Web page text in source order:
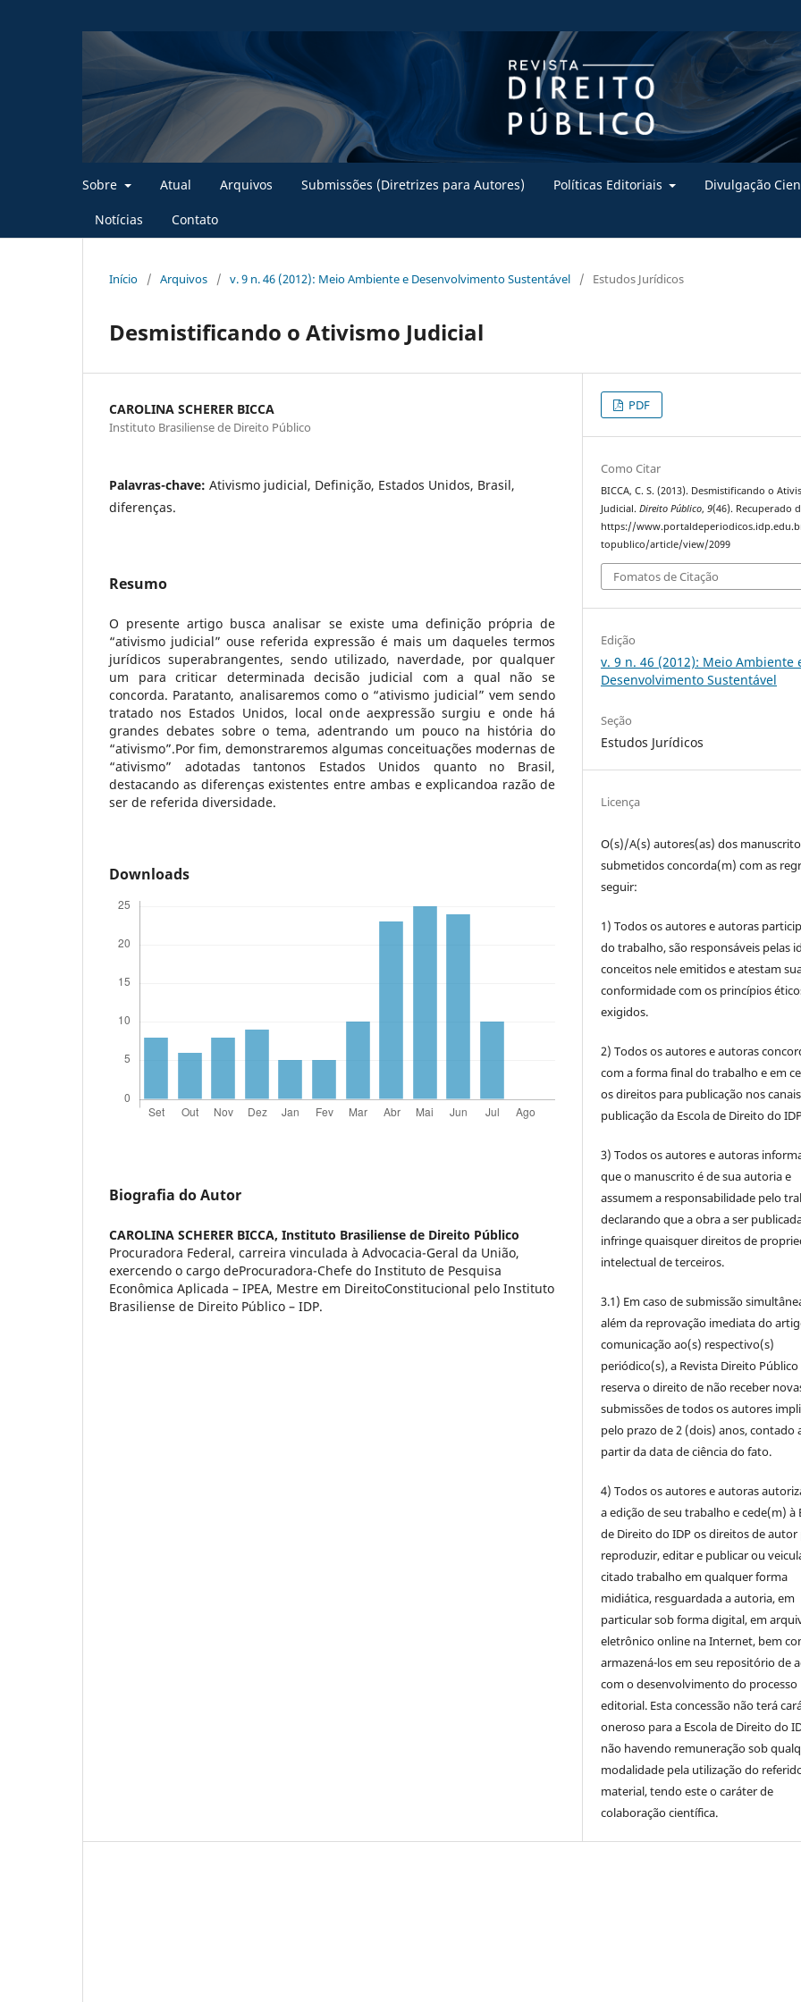
Sobre Atual Arquivos Submissões (Diretrizes para Autores) Políticas Editoriais Divulgação
Notícias Contato
Início / Arquivos / v. 9 n. 46 (2012): Meio Ambiente e Desenvolvimento Sustentável / Estudos Jurídicos
Desmistificando o Ativismo Judicial
CAROLINA SCHERER BICCA
Instituto Brasiliense de Direito Público
Palavras-chave: Ativismo judicial, Definição, Estados Unidos, Brasil,
diferenças.
Resumo
O presente artigo busca analisar se existe uma definição própria de
“ativismo judicial” ouse referida expressão é mais um daqueles termos
jurídicos superabrangentes, sendo utilizado, naverdade, por qualquer
um para criticar determinada decisão judicial com a qual não se
concorda. Paratanto, analisaremos como o “ativismo judicial” vem sendo
tratado nos Estados Unidos, local onde aexpressão surgiu e onde há
grandes debates sobre o tema, adentrando um pouco na história do
“ativismo”.Por fim, demonstraremos algumas conceituações modernas de
“ativismo” adotadas tantonos Estados Unidos quanto no Brasil,
destacando as diferenças existentes entre ambas e explicandoa razão de
ser de referida diversidade.
Downloads
Biografia do Autor
CAROLINA SCHERER BICCA, Instituto Brasiliense de Direito Público
Procuradora Federal, carreira vinculada à Advocacia-Geral da União,
exercendo o cargo deProcuradora-Chefe do Instituto de Pesquisa
Econômica Aplicada – IPEA, Mestre em DireitoConstitucional pelo Instituto
Brasiliense de Direito Público – IDP.
PDF
Como Citar
BICCA, C. S. (2013). Desmistificando o
Judicial.Direito Público,9(46). Recuperado
https://
topublico/article/view/2099
Fomatos de Citação
Edição
v. 9 n. 46 (2012): Meio Ambiente
Desenvolvimento Sustentável
Seção
Estudos Jurídicos
Licença
O(s)/A(s) autores(as) dos
submetidos concorda(m) com as
seguir:
1) Todos os autores e autoras
do trabalho, são responsáveis pelas
conceitos nele emitidos e atestam
conformidade com os princípios
exigidos.
2) Todos os autores e autoras
com a forma final do trabalho e em
os direitos para publicação nos
publicação da Escola de Direito do
3) Todos os autores e autoras
que o manuscrito é de sua autoria e
assumem a responsabilidade pelo
declarando que a obra a ser
infringe quaisquer direitos de
intelectual de terceiros.
3.1) Em caso de submissão
além da reprovação imediata do
comunicação ao(s) respectivo(s)
periódico(s), a Revista Direito Público
reserva o direito de não receber
submissões de todos os autores
pelo prazo de 2 (dois) anos, contado
partir da data de ciência do fato.
4) Todos os autores e autoras
a edição de seu trabalho e cede(m) à
de Direito do IDP os direitos de autor
reproduzir, editar e publicar ou
citado trabalho em qualquer forma
midiática, resguardada a autoria, em
particular sob forma digital, em
eletrônico online na Internet, bem
armazená-los em seu repositório de
com o desenvolvimento do processo
editorial. Esta concessão não terá
oneroso para a Escola de Direito do
não havendo remuneração sob
modalidade pela utilização do
material, tendo este o caráter de
colaboração científica.